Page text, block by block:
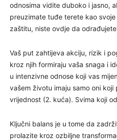
odnosima vidite duboko i jasno,
preuzimate tuđe terete kao
zaštitu, niste ovdje da
Vaš put zahtijeva akciju, rizik i
kroz njih formiraju vaša snaga i
u intenzivne odnose koji vas
vašem životu imaju samo oni
vrijednost (2. kuća). Svima koji
Ključni balans je u tome da
prolazite kroz ozbiljne